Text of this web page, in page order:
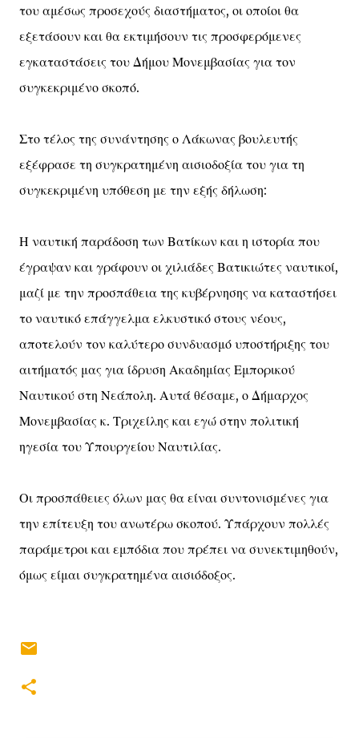
του αμέσως προσεχούς διαστήματος, οι οποίοι θα
εξετάσουν και θα εκτιμήσουν τις προσφερόμενες
εγκαταστάσεις του Δήμου Μονεμβασίας για τον
συγκεκριμένο σκοπό.
Στο τέλος της συνάντησης ο Λάκωνας βουλευτής
εξέφρασε τη συγκρατημένη αισιοδοξία του για τη
συγκεκριμένη υπόθεση με την εξής δήλωση:
Η ναυτική παράδοση των Βατίκων και η ιστορία που
έγραψαν και γράφουν οι χιλιάδες Βατικιώτες ναυτικοί,
μαζί με την προσπάθεια της κυβέρνησης να καταστήσει
το ναυτικό επάγγελμα ελκυστικό στους νέους,
αποτελούν τον καλύτερο συνδυασμό υποστήριξης του
αιτήματός μας για ίδρυση Ακαδημίας Εμπορικού
Ναυτικού στη Νεάπολη. Αυτά θέσαμε, ο Δήμαρχος
Μονεμβασίας κ. Τριχείλης και εγώ στην πολιτική
ηγεσία του Υπουργείου Ναυτιλίας.
Οι προσπάθειες όλων μας θα είναι συντονισμένες για
την επίτευξη του ανωτέρω σκοπού. Υπάρχουν πολλές
παράμετροι και εμπόδια που πρέπει να συνεκτιμηθούν,
όμως είμαι συγκρατημένα αισιόδοξος.